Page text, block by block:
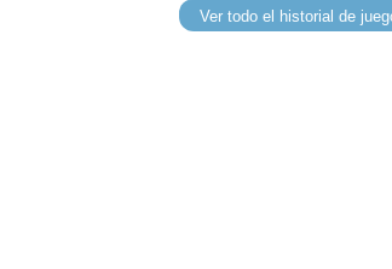
Ver todo el historial de